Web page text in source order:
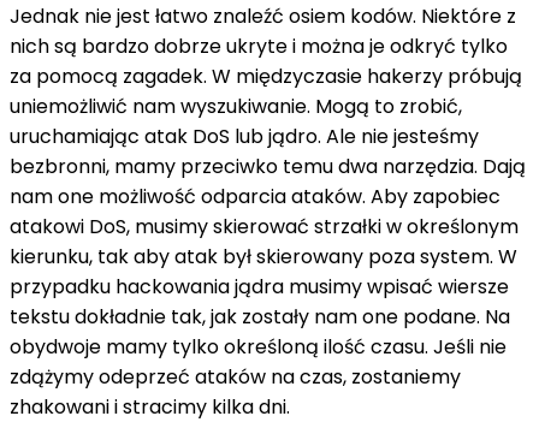
Jednak nie jest łatwo znaleźć osiem kodów. Niektóre z
nich są bardzo dobrze ukryte i można je odkryć tylko
za pomocą zagadek. W międzyczasie hakerzy próbują
uniemożliwić nam wyszukiwanie. Mogą to zrobić,
uruchamiając atak DoS lub jądro. Ale nie jesteśmy
bezbronni, mamy przeciwko temu dwa narzędzia. Dają
nam one możliwość odparcia ataków. Aby zapobiec
atakowi DoS, musimy skierować strzałki w określonym
kierunku, tak aby atak był skierowany poza system. W
przypadku hackowania jądra musimy wpisać wiersze
tekstu dokładnie tak, jak zostały nam one podane. Na
obydwoje mamy tylko określoną ilość czasu. Jeśli nie
zdążymy odeprzeć ataków na czas, zostaniemy
zhakowani i stracimy kilka dni.